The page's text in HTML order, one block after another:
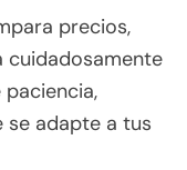
precios,
cuidadosamente
se adapte a tus